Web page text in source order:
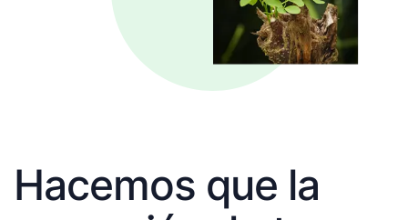
Hacemos que la